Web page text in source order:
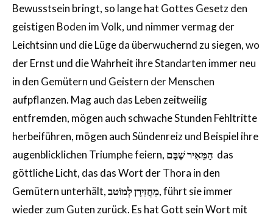
Bewusstsein bringt, so lange hat Gottes Gesetz den
geistigen Boden im Volk, und nimmer vermag der
Leichtsinn und die Lüge da überwuchernd zu siegen, wo
der Ernst und die Wahrheit ihre Standarten immer neu
in den Gemütern und Geistern der Menschen
aufpflanzen. Mag auch das Leben zeitweilig
entfremden, mögen auch schwache Stunden Fehltritte
herbeiführen, mögen auch Sündenreiz und Beispiel ihre
augenblicklichen Triumphe feiern, הַמֵּאִיר שֶׁבָּם das
göttliche Licht, das das Wort der Thora in den
Gemütern unterhält,מֵחֲזִירָן לְמוֹטב, führt sie immer
wieder zum Guten zurück. Es hat Gott sein Wort mit